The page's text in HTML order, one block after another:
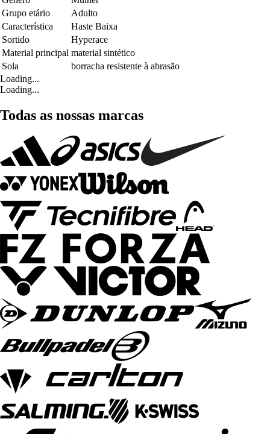
Grupo etário
Adulto
Característica
Haste Baixa
Sortido
Hyperace
Material principal material sintético
Sola
borracha resistente à abrasão
Loading...
Loading...
Todas as nossas marcas